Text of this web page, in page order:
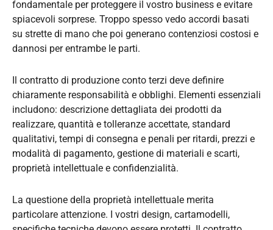
fondamentale per proteggere il vostro business e evitare
spiacevoli sorprese. Troppo spesso vedo accordi basati
su strette di mano che poi generano contenziosi costosi e
dannosi per entrambe le parti.
Il contratto di produzione conto terzi deve definire
chiaramente responsabilità e obblighi. Elementi essenziali
includono: descrizione dettagliata dei prodotti da
realizzare, quantità e tolleranze accettate, standard
qualitativi, tempi di consegna e penali per ritardi, prezzi e
modalità di pagamento, gestione di materiali e scarti,
proprietà intellettuale e confidenzialità.
La questione della proprietà intellettuale merita
particolare attenzione. I vostri design, cartamodelli,